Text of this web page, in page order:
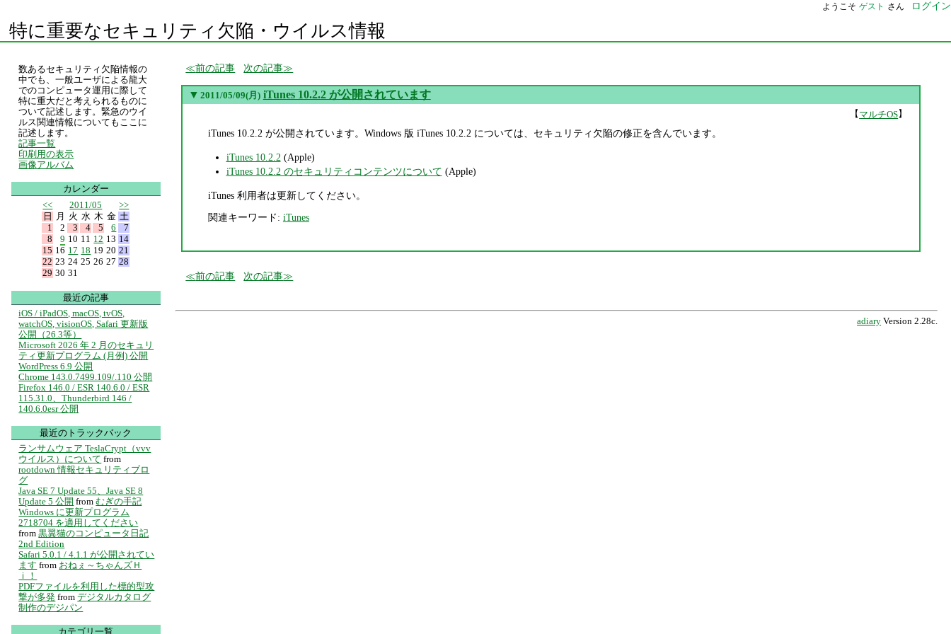
ようこそ ゲスト さん ログイン
特に重要なセキュリティ欠陥・ウイルス情報
前の記事 次の記事
▼ 2011/05/09(月) iTunes 10.2.2 が公開されています
【マルチOS】
iTunes 10.2.2 が公開されています。Windows 版 iTunes 10.2.2 については、セキュリティ欠陥の修正を含んでいます。
iTunes 10.2.2 (Apple)
iTunes 10.2.2 のセキュリティコンテンツについて (Apple)
iTunes 利用者は更新してください。
関連キーワード: iTunes
前の記事 次の記事
adiary Version 2.28c.
数あるセキュリティ欠陥情報の
中でも、一般ユーザによる龍大
でのコンピュータ運用に際して
特に重大だと考えられるものに
ついて記述します。緊急のウイ
ルス関連情報についてもここに
記述します。
記事一覧
印刷用の表示
画像アルバム
カレンダー
<<
2011/05
>>
日
月 火 水 木 金 土
1
2 3 4 5 6
7
8
9 10 11 12 13 14
15 16 17 18 19 20 21
22 23 24 25 26 27 28
29 30 31
最近の記事
iOS / iPadOS, macOS, tvOS,
watchOS, visionOS, Safari 更新版
公開（26.3等）
Microsoft 2026 年 2 月のセキュリ
ティ更新プログラム (月例) 公開
WordPress 6.9 公開
Chrome 143.0.7499.109/.110 公開
Firefox 146.0 / ESR 140.6.0 / ESR
115.31.0、Thunderbird 146 /
140.6.0esr 公開
最近のトラックバック
ランサムウェア TeslaCrypt（vvv
ウイルス）について from
rootdown 情報セキュリティブロ
グ
Java SE 7 Update 55、Java SE 8
Update 5 公開 from むぎの手記
Windows に更新プログラム
2718704 を適用してください
from 黒翼猫のコンピュータ日記
2nd Edition
Safari 5.0.1 / 4.1.1 が公開されてい
ます from おねぇ～ちゃんズＨ
ｉ！
PDFファイルを利用した標的型攻
撃が多発 from デジタルカタログ
制作のデジパン
カテゴリ一覧